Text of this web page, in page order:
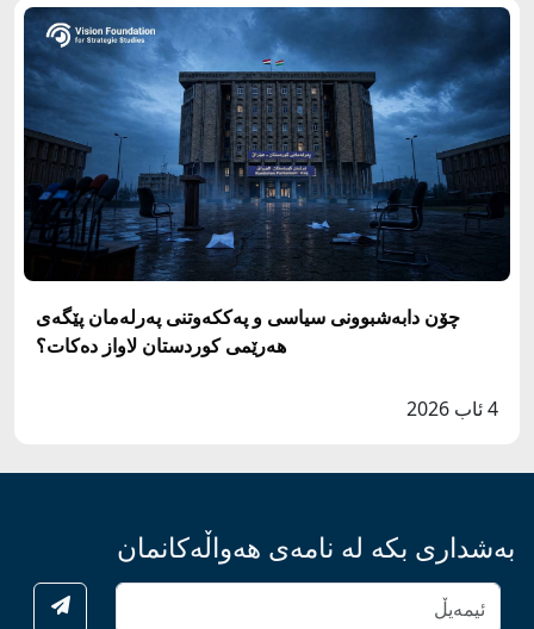
چۆن دابەشبوونی سیاسی و پەککەوتنی پەرلەمان پێگەی
هەرێمی کوردستان لاواز دەکات؟
4 ئاب 2026
بەشداری بکە لە نامەی هەواڵەکانمان